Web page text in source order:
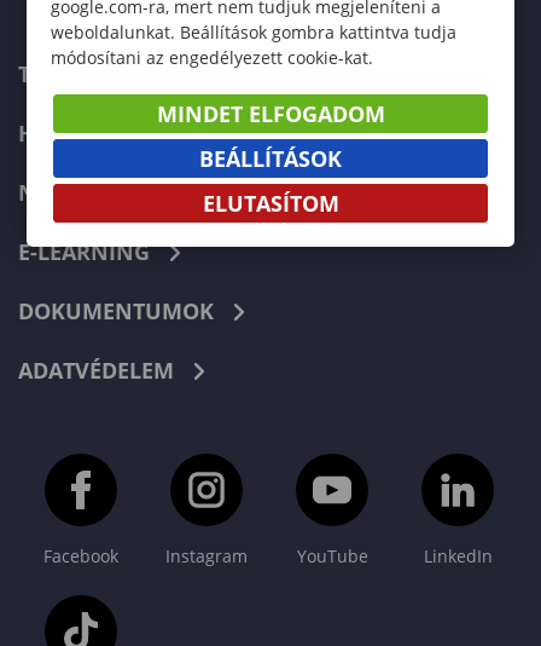
TELEFONKÖNYV
HIBABEJELENTÉS
NEPTUN
E-LEARNING
DOKUMENTUMOK
ADATVÉDELEM
Facebook Instagram YouTube LinkedIn
google.com-ra, mert nem tudjuk megjeleníteni a
weboldalunkat. Beállítások gombra kattintva tudja
módosítani az engedélyezett cookie-kat.
MINDET ELFOGADOM
BEÁLLÍTÁSOK
ELUTASÍTOM